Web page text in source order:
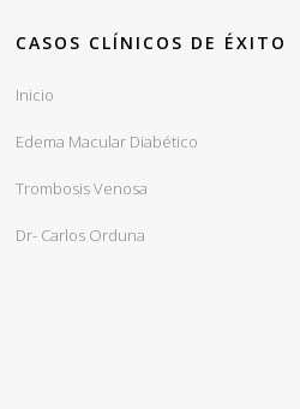
CASOS CLÍNICOS DE ÉXITO
Inicio
Edema Macular Diabético
Trombosis Venosa
Dr- Carlos Orduna